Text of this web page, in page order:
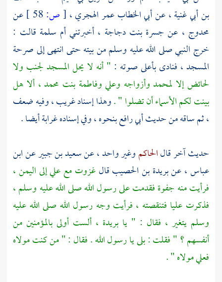
بن أبي غنية، عنأبي الخطاب عمر الهجري، [ص:
عن
محدوج ، عن جسرة بنت دجاجة ، أخبرتنيأم سلمة قالت :
خرج النبي صلى الله عليه وسلم من بيته حتى انتهى إلى صرحة
المسجد ، فنادى بأعلى صوته : " أنه لا يحل المسجد لجنب ولا
لحائض إلا لمحمد وأزواجه وعلي وفاطمة بنت محمد ، ألا هل
بينت لكم الأسماء أن تضلوا " .وهذا إسناد غريب ، وفيه ضعف
، ثم ساقه من حديثأبي رافعبنحوه ، وفي إسناده غرابة أيضا .
حديث آخر قالالحاكموغير واحد ، عنسعيد بن جبيرعنابن
عباس، عنبريدة بن الحصيبقالغزوت مععليإلىاليمن،
فرأيت منه جفوة فقدمت على رسول الله صلى الله عليه وسلم ،
فذكرت عليا فتنقصته ، فرأيت وجه رسول الله صلى الله عليه
وسلم يتغير ، فقال : " يا بريدة ، ألست أولى بالمؤمنين من
أنفسهم ؟ " فقلت : بلى يا رسول الله . فقال : " من كنت مولاه
فعلي مولاه " .